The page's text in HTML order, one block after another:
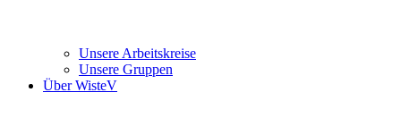
Unsere Arbeitskreise
Unsere Gruppen
Über WisteV